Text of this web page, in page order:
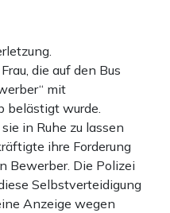
die auf den Bus
mit
belästigt wurde.
in Ruhe zu lassen
ihre Forderung
Bewerber. Die Polizei
Selbstverteidigung
Anzeige wegen